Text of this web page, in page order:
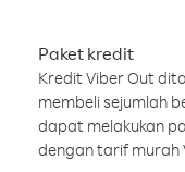
Paket kredit
Kredit Viber Out
membeli sejumlah
dapat melakukan
dengan tarif murah